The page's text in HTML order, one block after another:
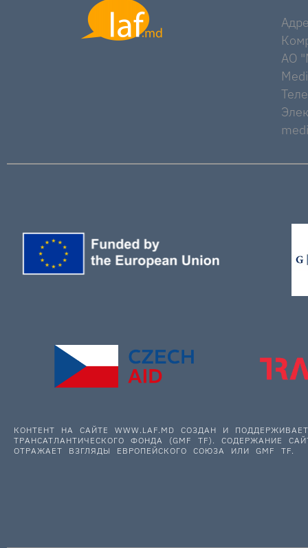
AO
КОНТЕНТ НА САЙТЕ WWW.LAF.MD СОЗДАН И
ТРАНСАТЛАНТИЧЕСКОГО ФОНДА (GMF TF). СОДЕРЖАНИЕ
ОТРАЖАЕТ ВЗГЛЯДЫ ЕВРОПЕЙСКОГО СОЮЗА ИЛИ GMF TF.